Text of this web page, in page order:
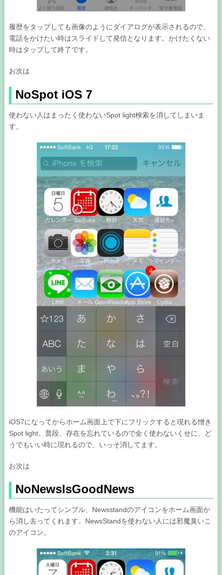
履歴をタップしても画像のようにダイアログが表示されるので、
電話をかけたい時はスライドして発信となります。かけたくない
時はタップして終了です。
お次は
NoSpot iOS 7
使わない人はまったく使わないSpot light検索を消してしまいま
す。
iOS7になってからホーム画面上で下にフリックすると現れる憎き
Spot light。普段、存在を忘れているので全く使わないくせに、ど
うでもいい時に現れるので、いっそ消してます。
お次は
NoNewsIsGoodNews
機能はいたってシンプル、Newsstandのアイコンをホーム画面か
ら消し去ってくれます。NewsStandを使わない人には邪魔臭いこ
のアイコン。